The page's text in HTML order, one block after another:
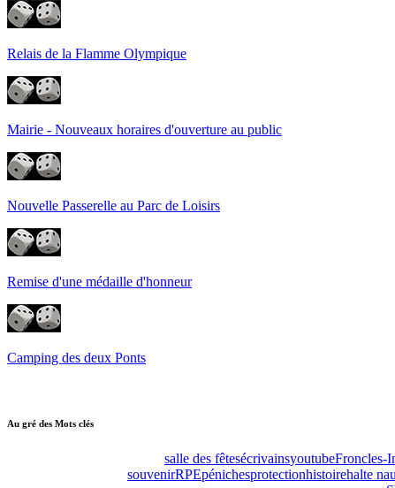
Relais de la Flamme Olympique
Mairie - Nouveaux horaires d'ouverture au public
Nouvelle Passerelle au Parc de Loisirs
Remise d'une médaille d'honneur
Camping des deux Ponts
Au gré des Mots clés
salle des fêtesécrivainsyoutubeFroncles-
souvenirRPEpénichesprotectionhistoirehalte